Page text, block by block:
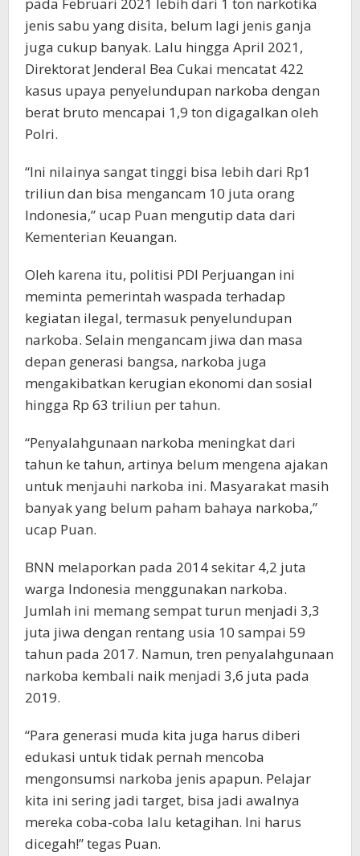
jenis sabu yang disita, belum lagi jenis ganja
juga cukup banyak. Lalu hingga April 2021,
Direktorat Jenderal Bea Cukai mencatat 422
kasus upaya penyelundupan narkoba dengan
berat bruto mencapai 1,9 ton digagalkan oleh
Polri.
“Ini nilainya sangat tinggi bisa lebih dari Rp1
triliun dan bisa mengancam 10 juta orang
Indonesia,” ucap Puan mengutip data dari
Kementerian Keuangan.
Oleh karena itu, politisi PDI Perjuangan ini
meminta pemerintah waspada terhadap
kegiatan ilegal, termasuk penyelundupan
narkoba. Selain mengancam jiwa dan masa
depan generasi bangsa, narkoba juga
mengakibatkan kerugian ekonomi dan sosial
hingga Rp 63 triliun per tahun.
“Penyalahgunaan narkoba meningkat dari
tahun ke tahun, artinya belum mengena ajakan
untuk menjauhi narkoba ini. Masyarakat masih
banyak yang belum paham bahaya narkoba,”
ucap Puan.
BNN melaporkan pada 2014 sekitar 4,2 juta
warga Indonesia menggunakan narkoba.
Jumlah ini memang sempat turun menjadi 3,3
juta jiwa dengan rentang usia 10 sampai 59
tahun pada 2017. Namun, tren penyalahgunaan
narkoba kembali naik menjadi 3,6 juta pada
2019.
“Para generasi muda kita juga harus diberi
edukasi untuk tidak pernah mencoba
mengonsumsi narkoba jenis apapun. Pelajar
kita ini sering jadi target, bisa jadi awalnya
mereka coba-coba lalu ketagihan. Ini harus
dicegah!” tegas Puan.